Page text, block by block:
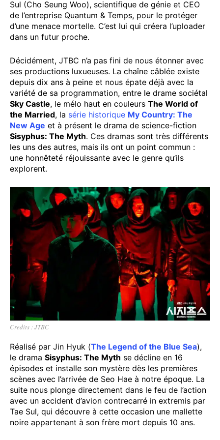
Sul (Cho Seung Woo), scientifique de génie et CEO
de l’entreprise Quantum & Temps, pour le protéger
d’une menace mortelle. C’est lui qui créera l’uploader
dans un futur proche.
Décidément, JTBC n’a pas fini de nous étonner avec
ses productions luxueuses. La chaîne câblée existe
depuis dix ans à peine et nous épate déjà avec la
variété de sa programmation, entre le drame sociétal
Sky Castle, le mélo haut en couleurs The World of
the Married, la série historique My Country: The
New Age et à présent le drama de science-fiction
Sisyphus: The Myth. Ces dramas sont très différents
les uns des autres, mais ils ont un point commun :
une honnêteté réjouissante avec le genre qu’ils
explorent.
Credits : JTBC
Réalisé par Jin Hyuk (The Legend of the Blue Sea),
le drama Sisyphus: The Myth se décline en 16
épisodes et installe son mystère dès les premières
scènes avec l’arrivée de Seo Hae à notre époque. La
suite nous plonge directement dans le feu de l’action
avec un accident d’avion contrecarré in extremis par
Tae Sul, qui découvre à cette occasion une mallette
noire appartenant à son frère mort depuis 10 ans.